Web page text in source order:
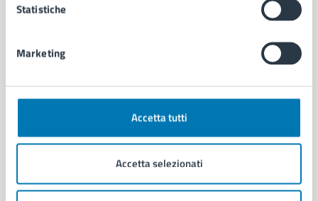
Statistiche
Marketing
Accetta tutti
Accetta selezionati
Comune di Napoli
AMMINISTRAZIONE
Organi di governo
Enti e fondazioni
Personale amministrativo